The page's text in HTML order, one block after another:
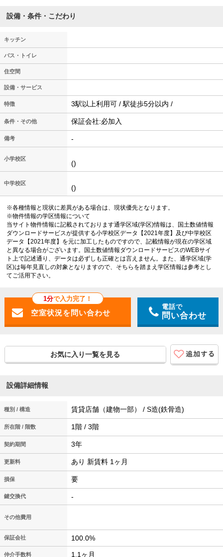
設備・条件・こだわり
キッチン
バス・トイレ
住空間
設備・サービス
特徴 3駅以上利用可 / 駅徒歩5分以内 /
条件・その他 保証会社:必加入
備考 -
小学校区
()
中学校区
()
※各種情報と現状に差異がある場合は、現状優先となります。
※物件情報の学区情報について
当サイト物件情報に記載されております通学区域(学区)情報は、国土数値情報
ダウンロードサービスが提供する小学校区データ【2021年度】及び中学校区
データ【2021年度】を元に加工したものですので、記載情報が現在の学区域
と異なる場合がございます。国土数値情報ダウンロードサービスのWEBサイ
ト上で記述通り、データは必ずしも正確とは言えません。また、通学区域(学
区)は毎年見直しの対象となりますので、そちらを踏まえ学区情報は参考とし
てご活用下さい。
1分で入力完了！
電話で
問い合わせ
お気に入り一覧を見る
設備詳細情報
種別 / 構造 賃貸店舗（建物一部） / S造(鉄骨造)
所在階 / 階数 1階 / 3階
契約期間 3年
更新料 あり 新賃料 1ヶ月
損保 要
鍵交換代 -
その他費用
保証会社 100.0%
仲介手数料 1.1ヶ月